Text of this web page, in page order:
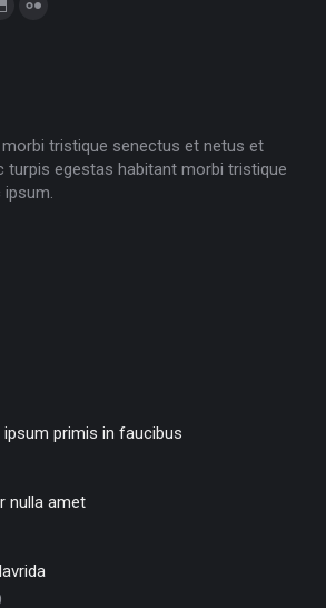
window
tristique senectus et netus et
turpis egestas habitant morbi tristique
ipsum.
primis in faucibus
nulla amet